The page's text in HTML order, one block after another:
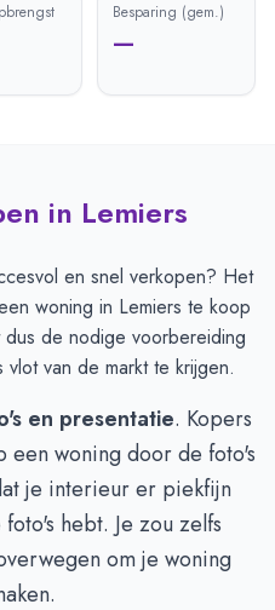
Besparing (gem.)
—
in Lemiers
en snel verkopen? Het
woning in Lemiers te koop
de nodige voorbereiding
van de markt te krijgen.
en presentatie. Kopers
een woning door de foto's
je interieur er piekfijn
hebt. Je zou zelfs
om je woning